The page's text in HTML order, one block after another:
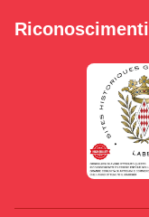
Riconoscimenti